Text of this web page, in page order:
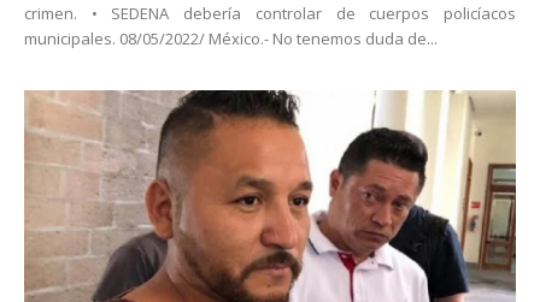
crimen. • SEDENA debería controlar de cuerpos policíacos
municipales. 08/05/2022/ México.- No tenemos duda de...